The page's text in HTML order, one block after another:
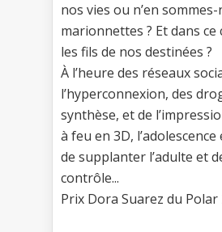
nos vies ou n’en
marionnettes ? Et dans ce
les fils de nos destinées ?
À l’heure des réseaux
l’hyperconnexion, des
synthèse, et de
à feu en 3D,
de supplanter l’adulte et
contrôle...
Prix Dora Suarez du Polar